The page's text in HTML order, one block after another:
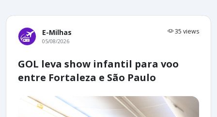
E-Milhas 35 views
05/08/2026
GOL leva show infantil para voo
entre Fortaleza e São Paulo